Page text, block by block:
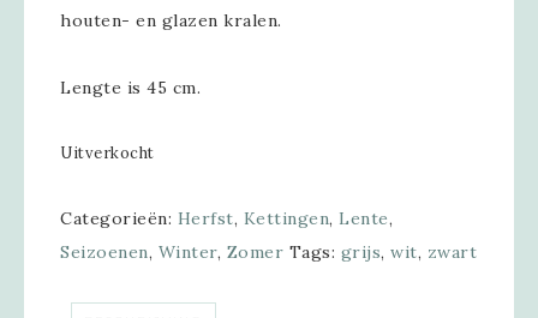
houten- en glazen kralen.
Lengte is 45 cm.
Uitverkocht
Categorieën: Herfst, Kettingen, Lente,
Seizoenen, Winter, Zomer Tags: grijs, wit, zwart